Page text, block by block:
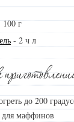
100 г
- 2 ч л
до 200
маффинов